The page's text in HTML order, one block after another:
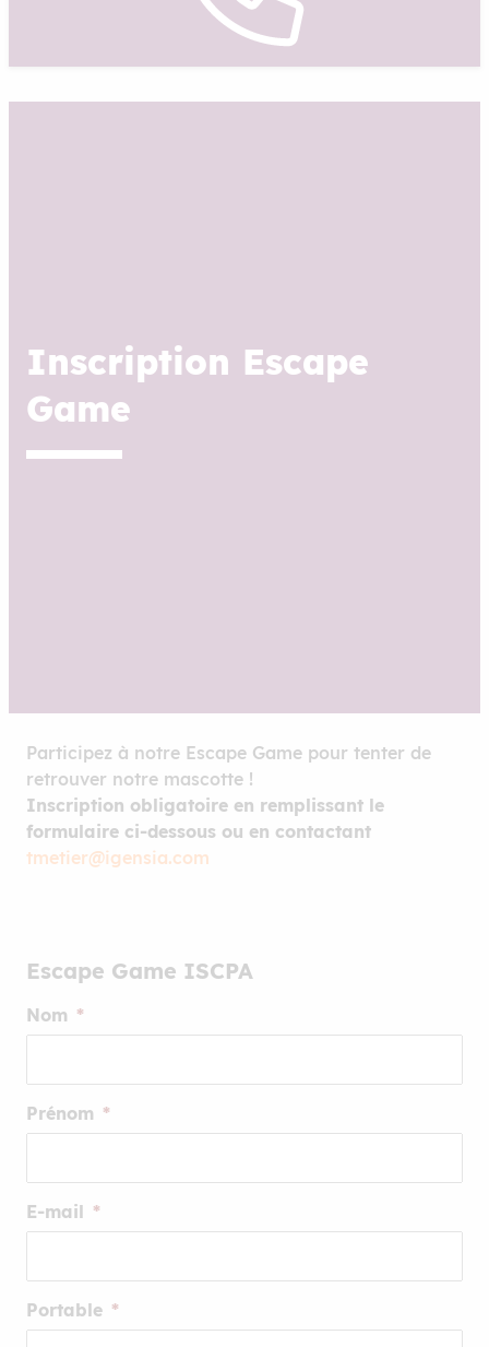
Inscription Escape
Game
Participez à notre Escape Game pour tenter de
retrouver notre mascotte !
Inscription obligatoire en remplissant le
formulaire ci-dessous ou en contactant
tmetier@igensia.com
Escape Game ISCPA
Nom *
Prénom *
E-mail *
Portable *